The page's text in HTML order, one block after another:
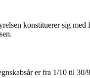
konstituerer sig
er fra 1/10 til 30/